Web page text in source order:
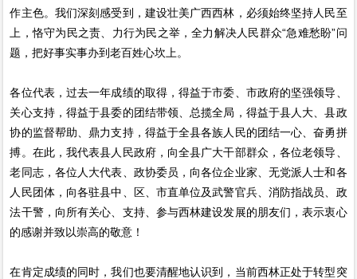
作主色。我们深刻感受到，建设壮美广西西林，必须始终坚持人民至
上，恪守为民之责、力行为民之举，全力解决人民群众“急难愁盼”问
题，把好事实事办到老百姓心坎上。
各位代表，过去一年成绩的取得，得益于市委、市政府的坚强领导、
关心支持，得益于县委的团结带领、总揽全局，得益于县人大、县政
协的监督帮助、鼎力支持，得益于全县各族人民的团结一心、奋勇拼
搏。在此，我代表县人民政府，向全县广大干部群众，各位老领导、
老同志，各位人大代表、政协委员，向各位企业家、无党派人士和各
人民团体，向各驻县中、区、市直单位及武警官兵、消防指战员、政
法干警，向所有关心、支持、参与西林建设发展的朋友们，表示衷心
的感谢并致以崇高的敬意！
在肯定成绩的同时，我们也要清醒地认识到，当前西林正处于转型突